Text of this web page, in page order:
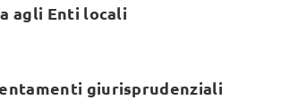
agli Enti locali
giurisprudenziali